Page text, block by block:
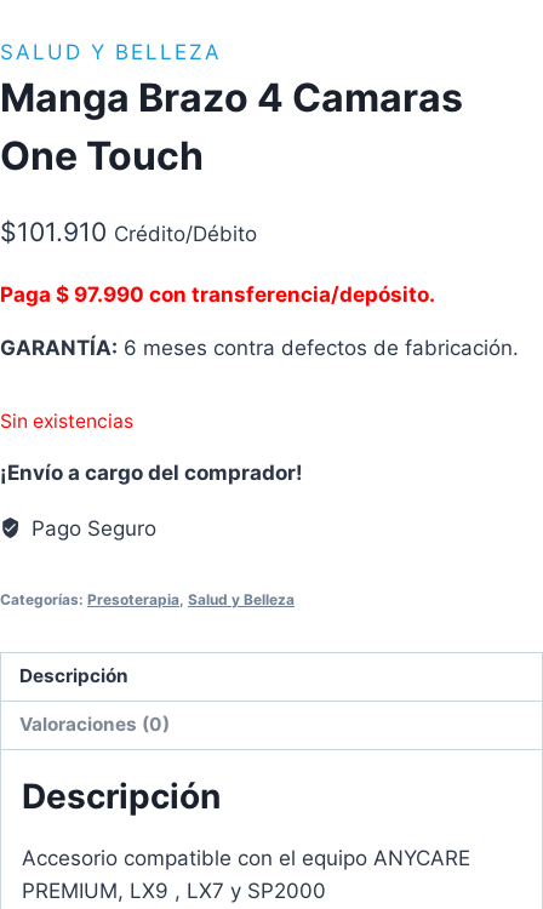
SALUD Y BELLEZA
Manga Brazo 4 Camaras
One Touch
$101.910 Crédito/Débito
Paga $ 97.990 con transferencia/depósito.
GARANTÍA: 6 meses contra defectos de fabricación.
Sin existencias
¡Envío a cargo del comprador!
Pago Seguro
Categorías: Presoterapia Salud y Belleza
Descripción
Valoraciones (0)
Descripción
Accesorio compatible con el equipo ANYCARE
PREMIUM, LX9 , LX7 y SP2000